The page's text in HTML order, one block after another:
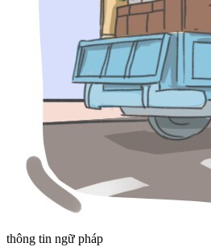
thông tin ngữ pháp